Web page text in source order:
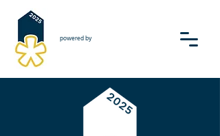
powered by